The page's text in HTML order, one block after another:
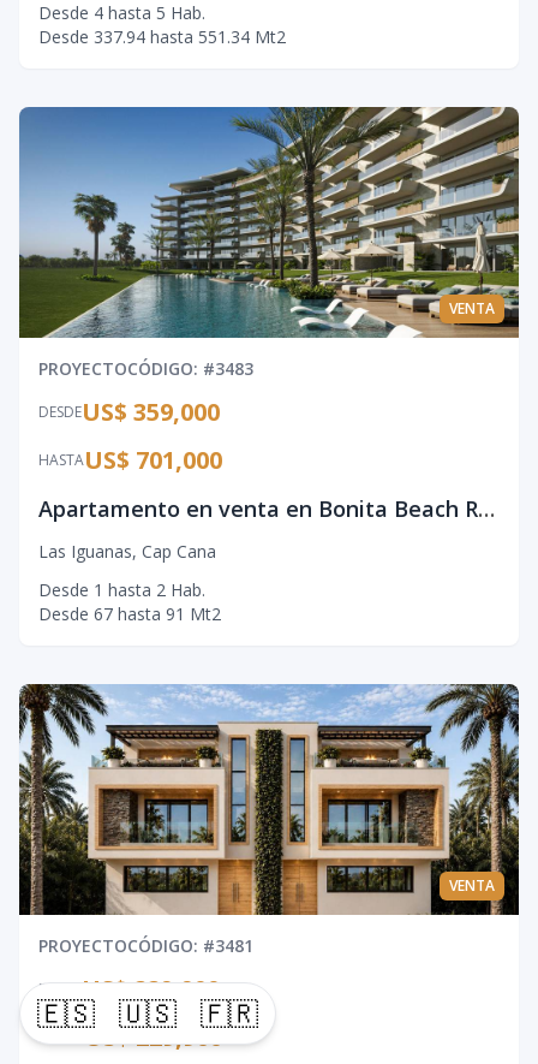
🇪🇸 🇺🇸 🇫🇷
Desde 4 hasta 5 Hab.
Desde 337.94 hasta 551.34 Mt2
VENTA
PROYECTOCÓDIGO: #3483
DESDEUS$ 359,000
HASTAUS$ 701,000
Apartamento en venta en Bonita Beach Residences, Cap Cana
Las Iguanas, Cap Cana
Desde 1 hasta 2 Hab.
Desde 67 hasta 91 Mt2
VENTA
PROYECTOCÓDIGO: #3481
DESDEUS$ 229,900
HASTA US$ 229,900